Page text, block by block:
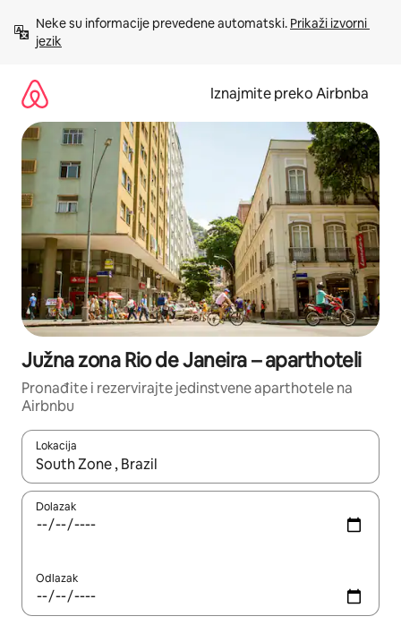
sadržaj
Neke su informacije prevedene automatski. Prikaži izvorni
jezik
Iznajmite preko Airbnba
Južna zona Rio de Janeira – aparthoteli
Pronađite i rezervirajte jedinstvene aparthotele na
Airbnbu
Lokacija
Kada budu dostupni rezultati, moći ćete ih pregledati
Dolazak
Odlazak